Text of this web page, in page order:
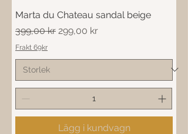
Marta du Chateau sandal beige
Ordinarie pris
399,00 kr Reapris
299,00 kr
Frakt 69kr
Lägg i kundvagn